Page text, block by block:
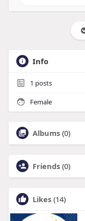
Info
1 posts
Female
Albums (0)
Friends (0)
Likes (14)